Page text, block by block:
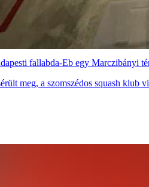
fallabda-Eb egy Marczibányi
meg, a szomszédos squash klub